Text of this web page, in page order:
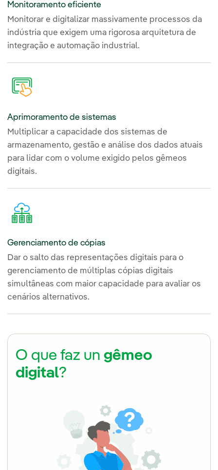
Monitoramento eficiente
Monitorar e digitalizar massivamente processos da
indústria que exigem uma rigorosa arquitetura de
integração e automação industrial.
Aprimoramento de sistemas
Multiplicar a capacidade dos sistemas de
armazenamento, gestão e análise dos dados atuais
para lidar com o volume exigido pelos gêmeos
digitais.
Gerenciamento de cópias
Dar o salto das representações digitais para o
gerenciamento de múltiplas cópias digitais
simultâneas com maior capacidade para avaliar os
cenários alternativos.
O que faz un gêmeo
digital?